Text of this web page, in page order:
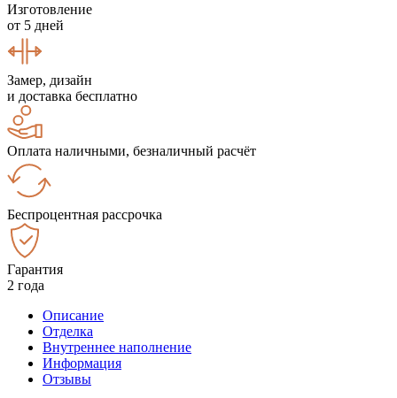
Изготовление
от 5 дней
Замер, дизайн
и доставка бесплатно
Оплата наличными, безналичный расчёт
Беспроцентная рассрочка
Гарантия
2 года
Описание
Отделка
Внутреннее наполнение
Информация
Отзывы